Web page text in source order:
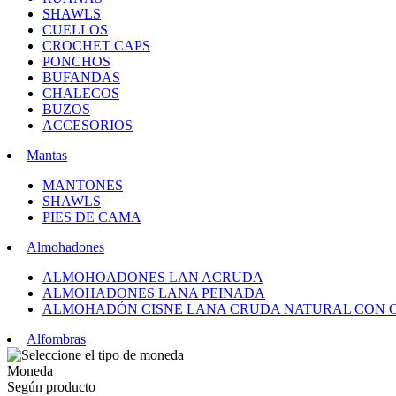
SHAWLS
CUELLOS
CROCHET CAPS
PONCHOS
BUFANDAS
CHALECOS
BUZOS
ACCESORIOS
Mantas
MANTONES
SHAWLS
PIES DE CAMA
Almohadones
ALMOHOADONES LAN ACRUDA
ALMOHADONES LANA PEINADA
ALMOHADÓN CISNE LANA CRUDA NATURAL CON
Alfombras
Moneda
Según producto